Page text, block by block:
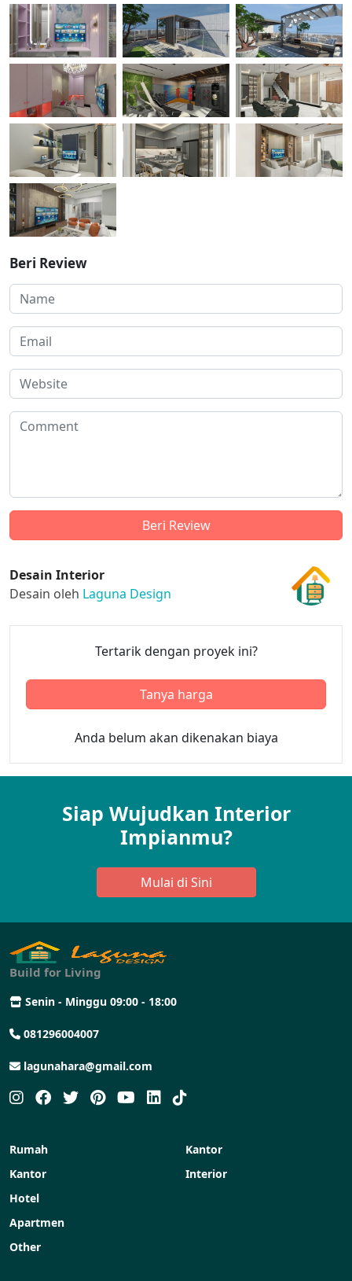
Beri Review
Desain Interior
Desain oleh Laguna Design
Tertarik dengan proyek ini?
Tanya harga
Anda belum akan dikenakan biaya
Siap Wujudkan Interior
Impianmu?
Mulai di Sini
Build for Living
Senin - Minggu 09:00 - 18:00
081296004007
lagunahara@gmail.com
Rumah
Kantor
Hotel
Apartmen
Other
Kantor
Interior